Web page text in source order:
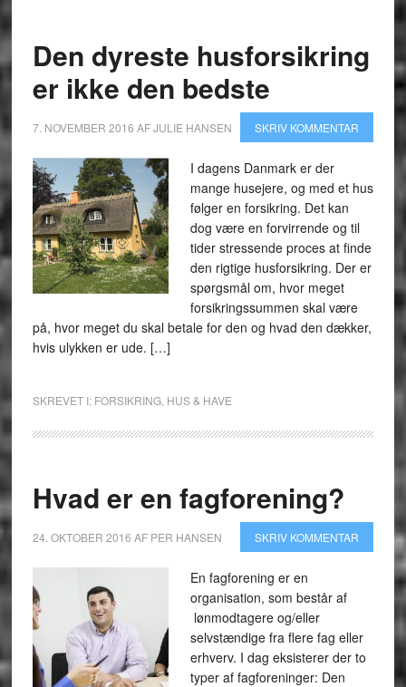
Den dyreste husforsikring
er ikke den bedste
7. NOVEMBER 2016 AFJULIE HANSEN SKRIV KOMMENTAR
I dagens Danmark er der
mange husejere, og med et hus
følger en forsikring. Det kan
dog være en forvirrende og til
tider stressende proces at finde
den rigtige husforsikring. Der er
spørgsmål om, hvor meget
forsikringssummen skal være
på, hvor meget du skal betale for den og hvad den dækker,
hvis ulykken er ude. […]
SKREVET I: FORSIKRING, HUS & HAVE
Hvad er en fagforening?
24. OKTOBER 2016 AF PER HANSEN SKRIV KOMMENTAR
En fagforening er en
organisation, som består af
lønmodtagere og/eller
selvstændige fra flere fag eller
erhverv. I dag eksisterer der to
typer af fagforeninger: Den